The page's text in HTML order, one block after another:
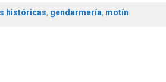
históricas, gendarmería, motín